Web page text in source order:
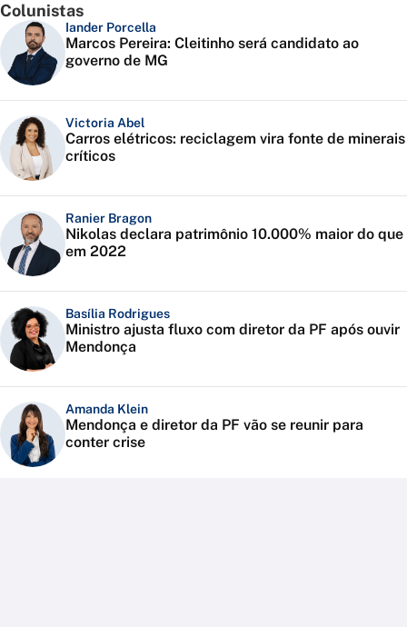
Colunistas
Iander Porcella
Marcos Pereira: Cleitinho será candidato ao
governo de MG
Victoria Abel
Carros elétricos: reciclagem vira fonte de minerais
críticos
Ranier Bragon
Nikolas declara patrimônio 10.000% maior do que
em 2022
Basília Rodrigues
Ministro ajusta fluxo com diretor da PF após ouvir
Mendonça
Amanda Klein
Mendonça e diretor da PF vão se reunir para
conter crise